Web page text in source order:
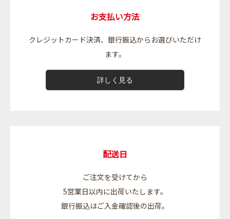
お支払い方法
クレジットカード決済、銀行振込からお選びいただけ
ます。
詳しく見る
配送日
ご注文を受けてから
5営業日以内に出荷いたします。
銀行振込はご入金確認後の出荷。